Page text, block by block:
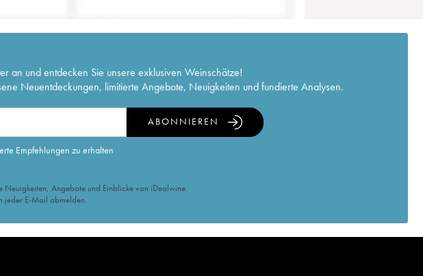
an und entdecken Sie unsere exklusiven Weinschätze!
Neuentdeckungen, limitierte Angebote, Neuigkeiten und fundierte Analysen.
Empfehlungen zu erhalten
ABONNIEREN
Angebote und Einblicke von iDealwine.
jeder E-Mail abmelden.